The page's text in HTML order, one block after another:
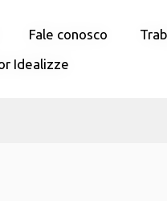
Fale conosco
Idealizze
Fale conosco
Idealizze